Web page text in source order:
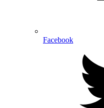
Facebook